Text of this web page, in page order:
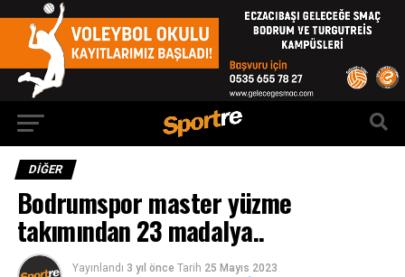
DIĞER
Bodrumspor master yüzme
takımından 23 madalya..
Yayınlandı 3 yıl önce Tarih 25 Mayıs 2023